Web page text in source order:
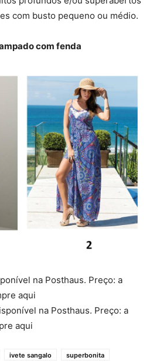
com busto pequeno ou médio.
com fenda
na Posthaus. Preço: a
aqui
na Posthaus. Preço: a
aqui
ivete sangalo
superbonita